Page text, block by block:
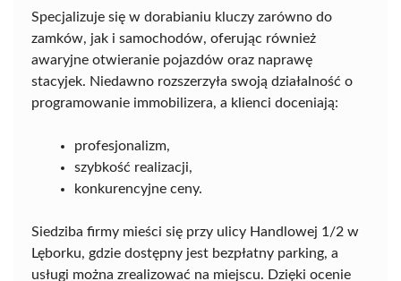
Specjalizuje się w dorabianiu kluczy zarówno do
zamków, jak i samochodów, oferując również
awaryjne otwieranie pojazdów oraz naprawę
stacyjek. Niedawno rozszerzyła swoją działalność o
programowanie immobilizera, a klienci doceniają:
profesjonalizm,
szybkość realizacji,
konkurencyjne ceny.
Siedziba firmy mieści się przy ulicy Handlowej 1/2 w
Lęborku, gdzie dostępny jest bezpłatny parking, a
usługi można zrealizować na miejscu. Dzięki ocenie